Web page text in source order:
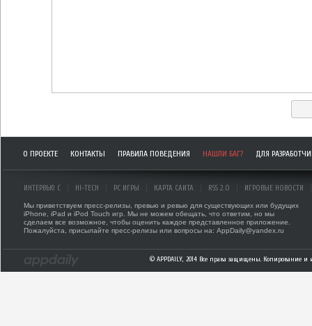
О ПРОЕКТЕ КОНТАКТЫ ПРАВИЛА ПОВЕДЕНИЯ НАШЛИ БАГ? ДЛЯ
ИНТЕРВЬЮ С HI-TECH PC ИГРЫ КАРТА САЙТА RSS 2.0 ИГРОВЫЕ НОВОСТИ
Мы приветствуем пресс-релизы, превью и ревью для существующих или будущих
iPhone, iPad и iPod Touch игр. Мы не можем обещать, что ответим, но мы
сделаем все возможное, чтобы оценить каждое представленное приложение.
Пожалуйста, присылайте пресс-релизы или вопросы на: AppDaily@yandex.ru
© APPDAILY, 2014 Все права защищены. Копирование и